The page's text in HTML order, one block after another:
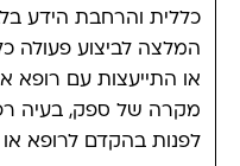
כללית והרחבת הידע
המלצה לביצוע פעולה
או התייעצות עם רופא
מקרה של ספק, בעיה
לפנות בהקדם לרופא או